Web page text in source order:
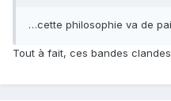
…cette philosophie va de
Tout à fait, ces bandes